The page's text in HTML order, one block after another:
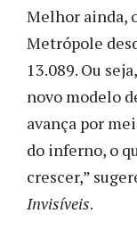
Melhor ainda,
Metrópole
13.089. Ou
novo modelo
avança por
do inferno, o
crescer,”
Invisíveis.